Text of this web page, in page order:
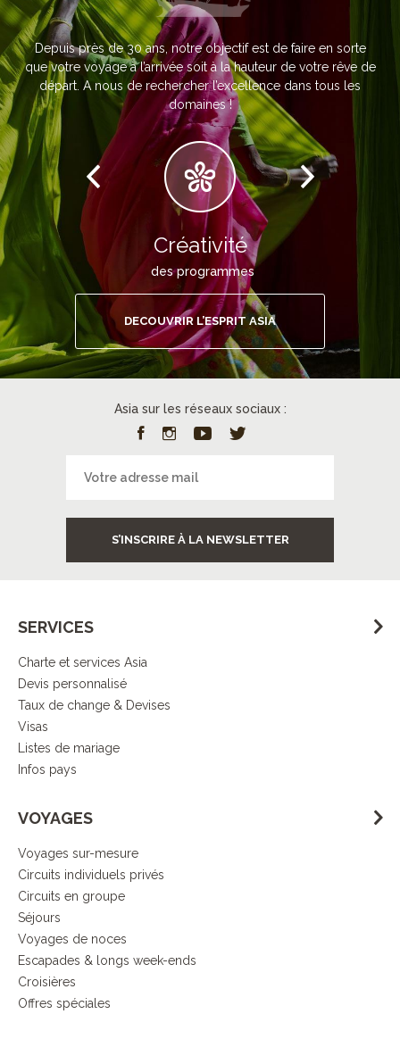
Depuis près de 30 ans, notre objectif est de faire en sorte
que votre voyage à l’arrivée soit à la hauteur de votre rêve de
départ. A nous de rechercher l’excellence dans tous les
domaines !
Créativité
des programmes
DECOUVRIR L’ESPRIT ASIA
Asia sur les réseaux sociaux :
S’INSCRIRE À LA NEWSLETTER
SERVICES
Charte et services Asia
Devis personnalisé
Taux de change & Devises
Visas
Listes de mariage
Infos pays
VOYAGES
Voyages sur-mesure
Circuits individuels privés
Circuits en groupe
Séjours
Voyages de noces
Escapades & longs week-ends
Croisières
Offres spéciales